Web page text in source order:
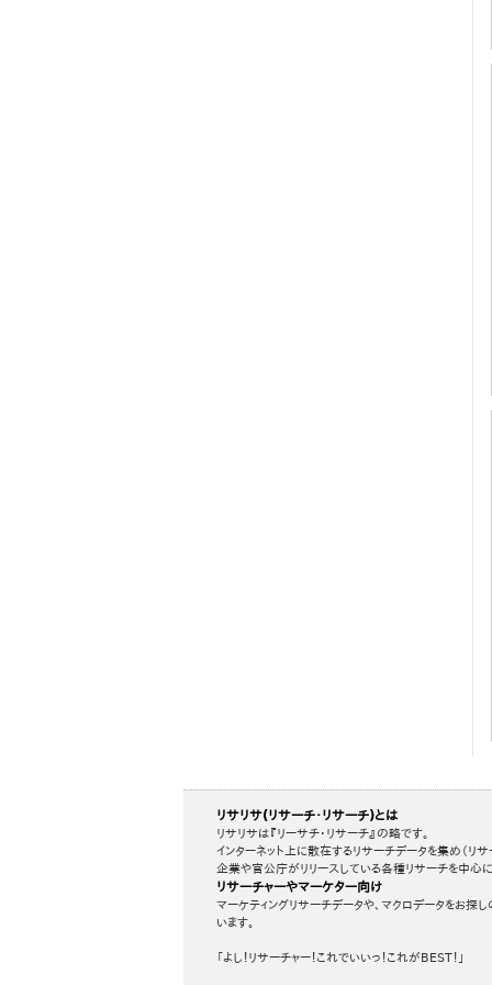
リサリサ(リサーチ・リサーチ)とは
リサリサは『リーサチ・リサーチ』の略です。
インターネット上に散在するリサーチデータを集め（リ
企業や官公庁がリリースしている各種リサーチを中心
リサーチャーやマーケター向け
マーケティングリサーチデータや、マクロデータをお探
います。
「よし！リサーチャー！これでいいっ！これがBEST！」